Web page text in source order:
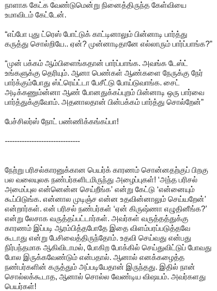
நாளாக கேட்க வேண்டுமென்று நினைத்திருந்த கேள்வியை
உமாவிடம் கேட்டேன்.
“எப்போ புது ட்ரெஸ் போட்டுக் காட்டினாலும் பின்னாடி பார்த்து
கருத்து சொல்றியே.. ஏன்? முன்னாடிதானே எல்லாரும் பார்ப்பாங்க?”
“முன் பக்கம் ஆம்பிளைங்கதான் பார்ப்பாங்க. அவங்க டேஸ்ட்
உங்களுக்கு தெரியும். ஆனா பெண்கள் ஆண்களை நேருக்கு நேர்
பார்க்கும்போது ஸ்ட்ரெய்ட்டா பேசீட்டு போய்டுவாங்க. சைட்
அடிக்கணும்ன்னா ஆண் போனதுக்கப்புறம் பின்னாடி ஒரு பார்வை
பார்த்துக்குவோம். அதனாலதான் பின்பக்கம் பார்த்து சொல்றேன்”
பேச்சிலர்ஸ் நோட் பண்ணிக்கங்கப்பா!
-------------------------------
நேற்று பரிசல்காரனுக்கான பெயர்க் காரணம் சொன்னதற்குப் பிறகு
பல வலையுலக நண்பர்களிடமிருந்து அழைப்புகள்! ‘அந்த பரிசல்
அமைப்புல என்னென்ன செய்றீங்க’ என்று கேட்டு ‘என்னையும்
கூப்பிடுங்க. என்னால முடிஞ்ச என்ன உதவின்னாலும் செய்யறேன்’
என்றார்கள். என் பரிசல் நண்பர்கள் ‘ஏன் கிருஷ்ணா எழுதினீங்க?’
என்று லேசாக வருத்தப்பட்டார்கள். அவர்கள் வருத்தத்துக்கு
காரணம் இப்படி ஆரம்பித்தபோதே இதை விளம்பரப்படுத்தவே
கூடாது என்று பேசிவைத்திருந்தோம். உதவி செய்வது என்பது
நிர்பந்தமாக ஆகிவிடாமல், போகிற போக்கில் செய்துவிட்டுப் போவது
போல இருக்கவேண்டும் என்பதால். ஆனால் எனக்கழைத்த
நண்பர்களின் கருத்தும் அப்படியேதான் இருந்தது. இதில் நான்
சொல்லக்கூடாத, ஆனால் சொல்ல வேண்டிய விஷயம். அவர்களது
பெயர்கள்!